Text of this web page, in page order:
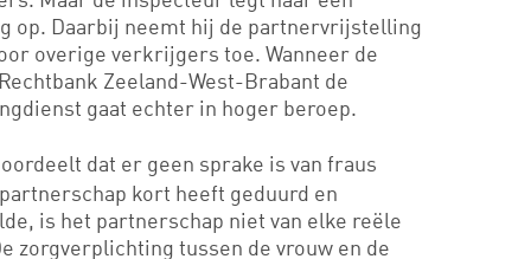
op. Daarbij neemt hij de partnervrijstelling
overige verkrijgers toe. Wanneer de
Zeeland-West-Brabant de
gaat echter in hoger beroep.
dat er geen sprake is van fraus
kort heeft geduurd en
is het partnerschap niet van elke reële
zorgverplichting tussen de vrouw en de